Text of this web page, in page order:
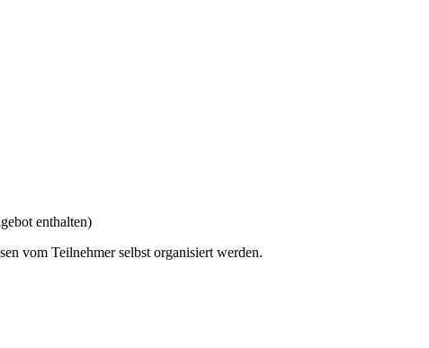
enthalten)
vom Teilnehmer selbst organisiert werden.